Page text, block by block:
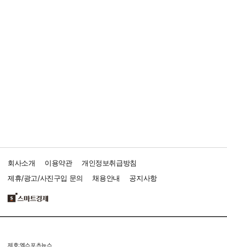
회사소개 이용약관
개인정보취급방침
제휴/광고/사진구입 문의
채용안내 공지사항
제호:엑스포츠뉴스